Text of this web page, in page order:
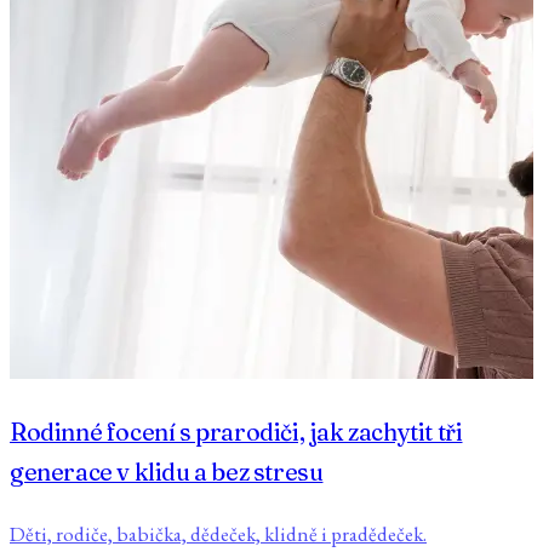
Rodinné focení s prarodiči, jak zachytit tři
generace v klidu a bez stresu
Děti, rodiče, babička, dědeček, klidně i pradědeček.